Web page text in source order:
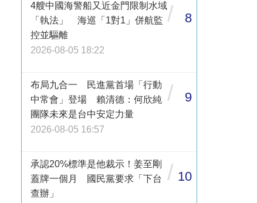
4艘中國海警船又近金門限制水域
「執法」 海巡「1對1」併航監
控並驅離
2026-08-05 18:22
/ 8
布局九合一 民進黨首場「行動
中常會」登場 賴清德：何欣純
團隊未來是台中安定力量
2026-08-05 16:57
/ 9
承認20%標準是他裁示！姜至剛
蓋牌一個月 國民黨要求「下台
查辦」
/ 10